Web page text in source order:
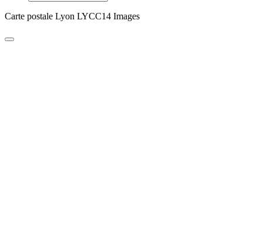
Carte postale Lyon LYCC14 Images